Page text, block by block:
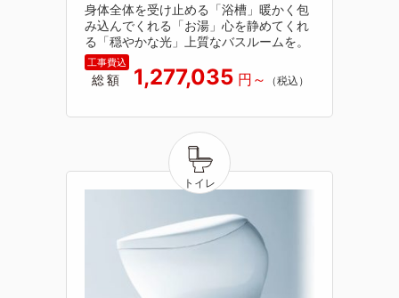
身体全体を受け止める「浴槽」暖かく包
み込んでくれる「お湯」心を静めてくれ
る「穏やかな光」上質なバスルームを。
総額 1,277,035